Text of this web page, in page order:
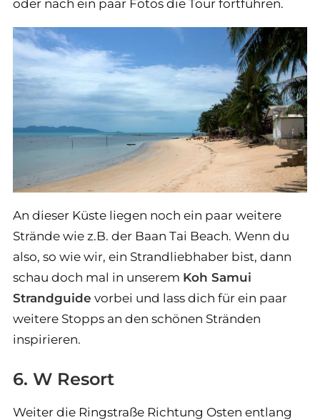
oder nach ein paar Fotos die Tour fortführen.
An dieser Küste liegen noch ein paar weitere
Strände wie z.B. der Baan Tai Beach. Wenn du
also, so wie wir, ein Strandliebhaber bist, dann
schau doch mal in unserem Koh Samui
Strandguide vorbei und lass dich für ein paar
weitere Stopps an den schönen Stränden
inspirieren.
6. W Resort
Weiter die Ringstraße Richtung Osten entlang